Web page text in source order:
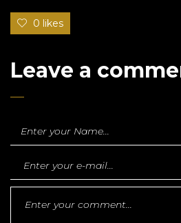
0 likes
Leave a